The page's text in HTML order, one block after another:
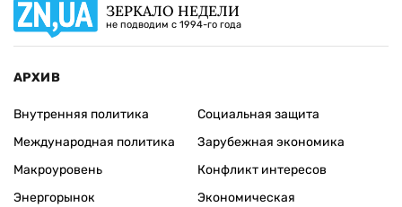
ЗЕРКАЛО НЕДЕЛИ
не подводим с 1994-го года
АРХИВ
Внутренняя политика
Международная политика
Макроуровень
Энергорынок
Социальная защита
Зарубежная экономика
Конфликт интересов
Экономическая